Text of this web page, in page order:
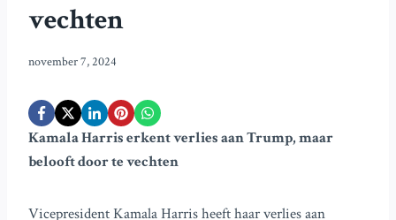
vechten
november 7, 2024
Kamala Harris erkent verlies aan Trump, maar
belooft door te vechten
Vicepresident Kamala Harris heeft haar verlies aan